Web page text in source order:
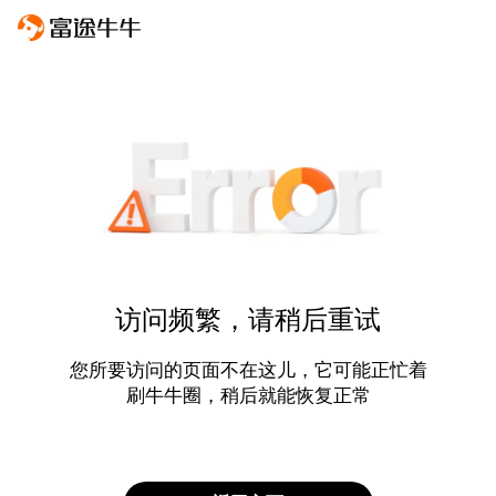
访问频繁，请稍后重试
您所要访问的页面不在这儿，它可能正忙着
刷牛牛圈，稍后就能恢复正常